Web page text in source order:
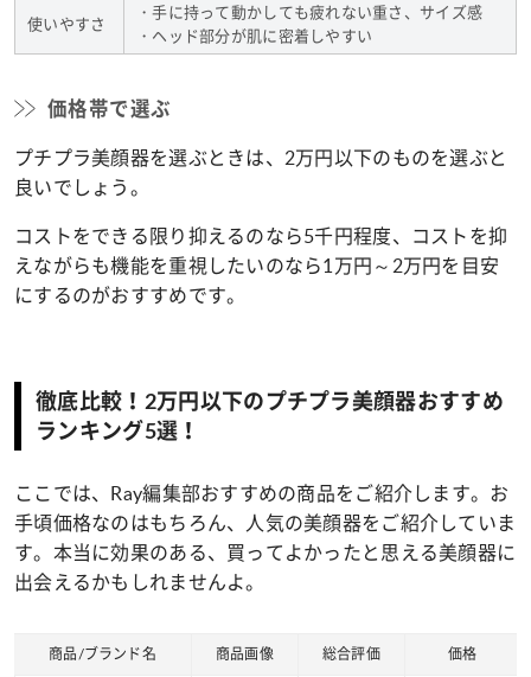
使いやすさ
・手に持って動かしても疲れない重さ、サイズ感
・ヘッド部分が肌に密着しやすい
価格帯で選ぶ
プチプラ美顔器を選ぶときは、2万円以下のものを選ぶと
良いでしょう。
コストをできる限り抑えるのなら5千円程度、コストを抑
えながらも機能を重視したいのなら1万円～2万円を目安
にするのがおすすめです。
徹底比較！2万円以下のプチプラ美顔器おすすめ
ランキング5選！
ここでは、Ray編集部おすすめの商品をご紹介します。お
手頃価格なのはもちろん、人気の美顔器をご紹介していま
す。本当に効果のある、買ってよかったと思える美顔器に
出会えるかもしれませんよ。
商品/ブランド名 商品画像 総合評価 価格